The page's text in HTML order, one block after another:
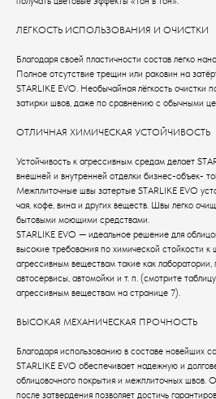
ЛЕГКОСТЬ ИСПОЛЬЗОВАНИЯ И ОЧИСТКИ
Благодаря своей пластичности состав легко
Полное отсутствие трещин или раковин на
STARLIKE EVO. Необычайная лёгкость очистки
затирки швов, даже по сравнению с обычными
ОТЛИЧНАЯ ХИМИЧЕСКАЯ УСТОЙЧИВОСТЬ
Устойчивость к агрессивным средам делает
внешней и внутренней отделки бизнес-объек-
Межплиточные швы затертые STARLIKE EVO
чая, кофе, вина и других веществ. Швы легко
бытовыми моющими средствами.
STARLIKE EVO — идеальное решение для
высокие требования по химической стойкости к
агрессивным веществам такие как лаборатории,
автосервисы, автомойки и т. п. (смотрите
агрессивным веществам на странице 7).
ВЫСОКАЯ МЕХАНИЧЕСКАЯ ПРОЧНОСТЬ
Благодаря использованию в составе новейших
STARLIKE EVO обеспечивает надежную и
облицовочного покрытия и межплиточных швов.
после затвердения позволяет достичь